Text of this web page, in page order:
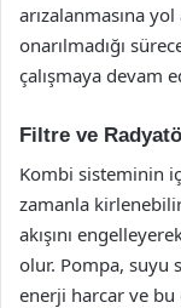
arızalanmasına
onarılmadığı
çalışmaya devam
Filtre ve
Kombi sisteminin
zamanla kirlenebilir
akışını
olur. Pompa, suyu
enerji harcar ve bu